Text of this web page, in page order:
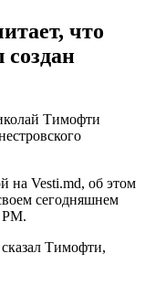
что
Тимофти
на Vesti.md, об этом
сегодняшнем
РМ.
Тимофти,